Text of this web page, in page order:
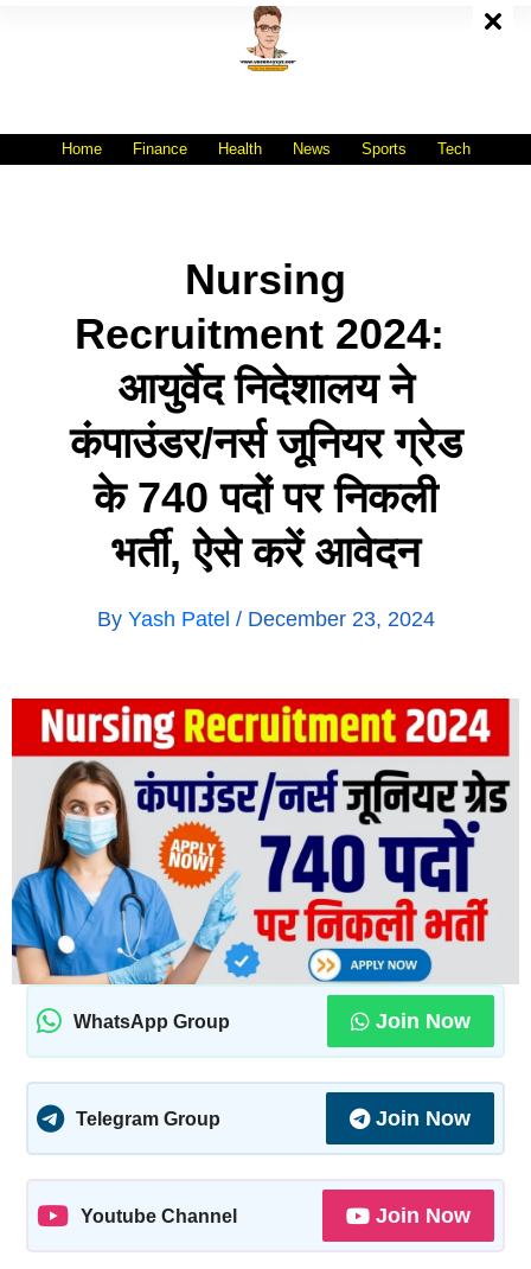
Home Finance Health News Sports Tech
Nursing
Recruitment 2024:
आयुर्वेद निदेशालय ने
कंपाउंडर/नर्स जूनियर ग्रेड
के 740 पदों पर निकली
भर्ती, ऐसे करें आवेदन
By Yash Patel / December 23, 2024
WhatsApp Group Join Now
Telegram Group Join Now
Youtube Channel Join Now